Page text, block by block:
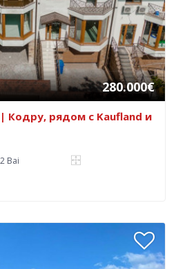
280.000€
| Кодру, рядом с Kaufland и
2 Bai